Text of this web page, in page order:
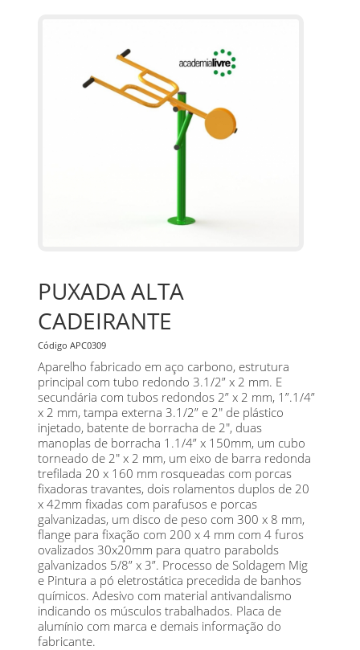
PUXADA ALTA
CADEIRANTE
Código APC0309
Aparelho fabricado em aço carbono, estrutura
principal com tubo redondo 3.1/2” x 2 mm. E
secundária com tubos redondos 2” x 2 mm, 1”.1/4”
x 2 mm, tampa externa 3.1/2” e 2" de plástico
injetado, batente de borracha de 2", duas
manoplas de borracha 1.1/4” x 150mm, um cubo
torneado de 2" x 2 mm, um eixo de barra redonda
trefilada 20 x 160 mm rosqueadas com porcas
fixadoras travantes, dois rolamentos duplos de 20
x 42mm fixadas com parafusos e porcas
galvanizadas, um disco de peso com 300 x 8 mm,
flange para fixação com 200 x 4 mm com 4 furos
ovalizados 30x20mm para quatro parabolds
galvanizados 5/8” x 3”. Processo de Soldagem Mig
e Pintura a pó eletrostática precedida de banhos
químicos. Adesivo com material antivandalismo
indicando os músculos trabalhados. Placa de
alumínio com marca e demais informação do
fabricante.